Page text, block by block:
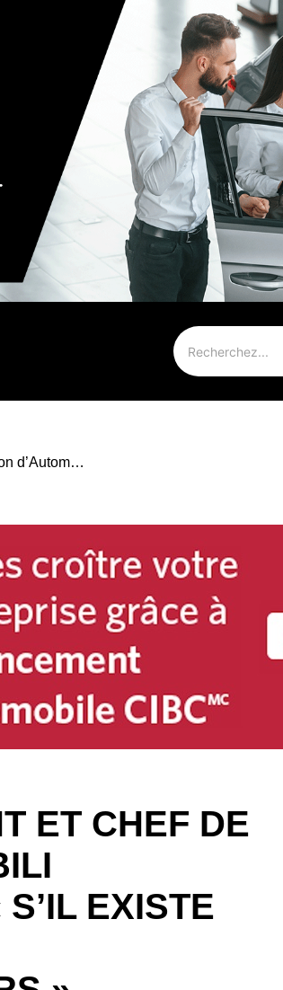
Andrea Baldi, président et chef de la direction d’Automobili Lamborghini America: « S’il existe une opportunité, nous l’explorerons toujours »
ET CHEF DE
EXISTE